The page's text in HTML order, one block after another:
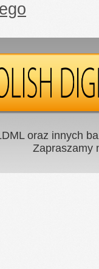
oraz innych
Zapraszamy